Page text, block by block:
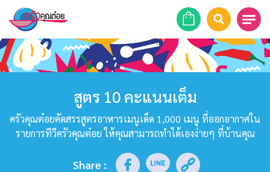
หน้าแรก
ร้านอาหาร
สูตร 10 คะแนนเต็ม
ครัวคุณต๋อยคัดสรรสูตรอาหารเมนูเด็ด 1,000 เมนู ที่ออกอากาศใน
รายการทีวีครัวคุณต๋อย ให้คุณสามารถทำได้เองง่ายๆ ที่บ้านคุณ
Share :